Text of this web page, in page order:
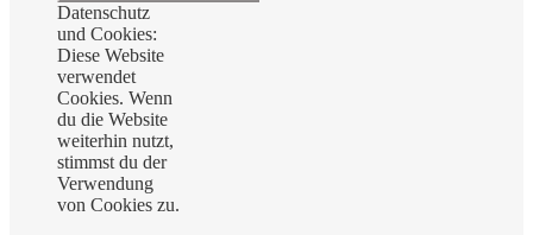
Datenschutz
und Cookies:
Diese Website
verwendet
Cookies. Wenn
du die Website
weiterhin nutzt,
stimmst du der
Verwendung
von Cookies zu.